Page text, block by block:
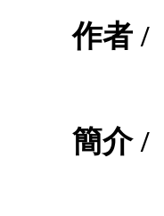
作者 /
簡介 /